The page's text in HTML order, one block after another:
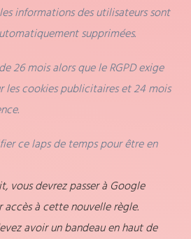
informations des utilisateurs sont
supprimées.
26 mois alors que le RGPD exige
les cookies publicitaires et 24 mois
ce laps de temps pour être en
vous devrez passer à Google
à cette nouvelle règle.
avoir un bandeau en haut de